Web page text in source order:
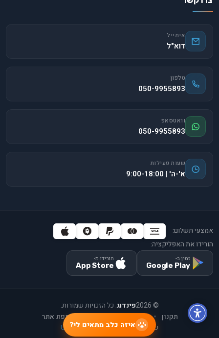
אימייל
דוא"ל
טלפון
050-9955893
וואטסאפ
050-9955893
שעות פעילות
א'-ה' | 9:00-18:00
אמצעי תשלום:
הורידו את האפליקציה:
זמין ב-
Google Play
הורידו מ-
App Store
©
2026פינדוג. כל הזכויות שמורות.
תקנון
יצירת קשר מפת אתר
פיתוח וקידום ע"יUpme Technology
איזה כלב מתאים לי?